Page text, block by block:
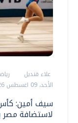
علاء قنديل
الأحد، 09 اغسطس 2026 01:06 ص
سيف أمين: كأس
لاستضافة مصر